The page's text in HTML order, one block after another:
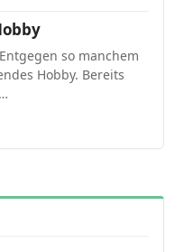
so manchem
Hobby. Bereits